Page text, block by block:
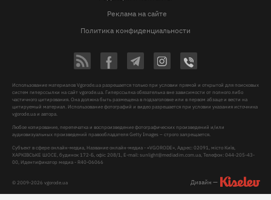
Реклама на сайте
Политика конфиденциальности
© 2009-2026 vgorode.ua
Использование материалов Vgorode.ua разрешается только при условии прямой и открытой для поисковых
систем гиперссылки на сайт vgorode.ua. Гиперссылка обязательна вне зависимости от полного либо
частичного цитирования. Она должна быть размещена в подзаголовке или в первом абзаце и вести на
цитируемый материал. Использование фотографий и видео разрешается при условии указания источника
vgorode.ua и автора.
Любое копирование, перепечатка и воспроизведение фотографических произведений и/или
аудиовизуальных произведений правообладателя Getty Images – строго запрещается.
Субъект в сфере онлайн-медиа, Название онлайн-медиа - «VGORODE», Адрес: 02091, місто Київ,
ХАРКІВСЬКЕ ШОСЕ, будинок 172-Б, офіс 208/1, E-mail:sunlight@mediadim.com.ua , Телефон: 044-205-43-
00, Идентификатор медиа - R40-06066
Дизайн —